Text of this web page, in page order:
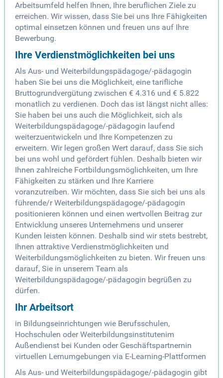
Arbeitsumfeld helfen Ihnen, Ihre beruflichen Ziele zu
erreichen. Wir wissen, dass Sie bei uns Ihre Fähigkeiten
optimal einsetzen können und freuen uns auf Ihre
Bewerbung.
Ihre Verdienstmöglichkeiten bei uns
Als Aus- und Weiterbildungspädagoge/-pädagogin
haben Sie bei uns die Möglichkeit, eine tarifliche
Bruttogrundvergütung zwischen € 4.316 und € 5.822
monatlich zu verdienen. Doch das ist längst nicht alles:
Sie haben bei uns auch die Möglichkeit, sich als
Weiterbildungspädagoge/-pädagogin laufend
weiterzuentwickeln und Ihre Kompetenzen zu
erweitern. Wir legen großen Wert darauf, dass Sie sich
bei uns wohl und gefördert fühlen. Deshalb bieten wir
Ihnen zahlreiche Fortbildungsmöglichkeiten, um Ihre
Fähigkeiten zu stärken und Ihre Karriere
voranzutreiben. Wir möchten, dass Sie sich bei uns als
führende/r Weiterbildungspädagoge/-pädagogin
positionieren können und einen wertvollen Beitrag zur
Entwicklung unseres Unternehmens und unserer
Kunden leisten können. Deshalb sind wir stets bestrebt,
Ihnen attraktive Verdienstmöglichkeiten und
Weiterbildungsmöglichkeiten zu bieten. Wir freuen uns
darauf, Sie in unserem Team als
Weiterbildungspädagoge/-pädagogin begrüßen zu
dürfen.
Ihr Arbeitsort
in Bildungseinrichtungen wie Berufsschulen,
Hochschulen oder Weiterbildungsinstitutenim
Außendienst bei Kunden oder Geschäftspartnernin
virtuellen Lernumgebungen via E-Learning-Plattformen
Als Aus- und Weiterbildungspädagoge/-pädagogin gibt